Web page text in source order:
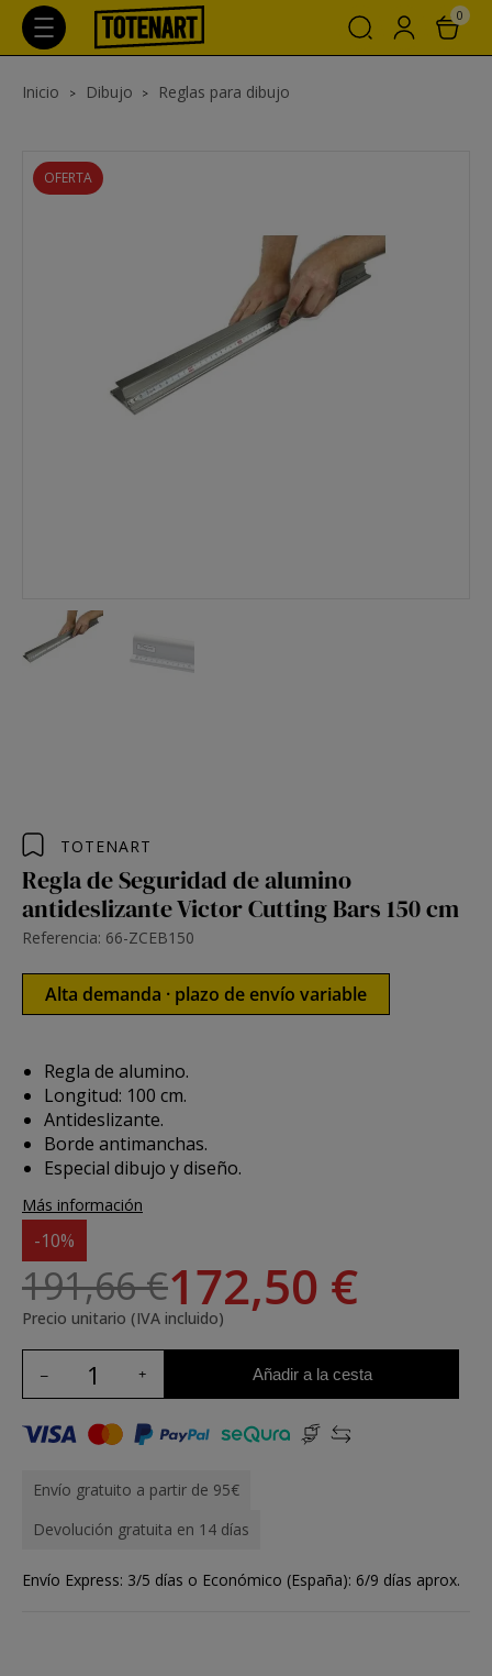
0
Inicio Dibujo Reglas para dibujo
OFERTA
TOTENART
Regla de Seguridad de alumino
antideslizante Victor Cutting Bars 150 cm
Referencia: 66-ZCEB150
Alta demanda · plazo de envío variable
Regla de alumino.
Longitud: 100 cm.
Antideslizante.
Borde antimanchas.
Especial dibujo y diseño.
Más información
-10%
191,66 €172,50 €
Precio unitario (IVA incluido)
Añadir a la cesta
Envío gratuito a partir de 95€
Devolución gratuita en 14 días
Envío Express: 3/5 días o Económico (España): 6/9 días aprox.